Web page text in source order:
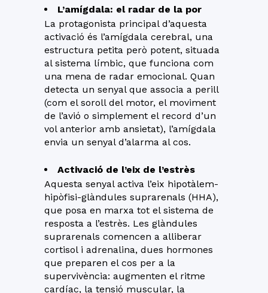
L’amígdala: el radar de la por
La protagonista principal d’aquesta
activació és l’amígdala cerebral, una
estructura petita però potent, situada
al sistema límbic, que funciona com
una mena de radar emocional. Quan
detecta un senyal que associa a perill
(com el soroll del motor, el moviment
de l’avió o simplement el record d’un
vol anterior amb ansietat), l’amígdala
envia un senyal d’alarma al cos.
Activació de l’eix de l’estrès
Aquesta senyal activa l’eix hipotàlem-
hipòfisi-glàndules suprarenals (HHA),
que posa en marxa tot el sistema de
resposta a l’estrès. Les glàndules
suprarenals comencen a alliberar
cortisol i adrenalina, dues hormones
que preparen el cos per a la
supervivència: augmenten el ritme
cardíac, la tensió muscular, la